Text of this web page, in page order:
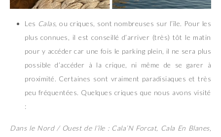
Les Calas, ou criques, sont nombreuses sur l’île. Pour les
plus connues, il est conseillé d’arriver (très) tôt le matin
pour y accéder car une fois le parking plein, il ne sera plus
possible d’accéder à la crique, ni même de se garer à
proximité. Certaines sont vraiment paradisiaques et très
peu fréquentées. Quelques criques que nous avons visité
:
Dans le Nord / Ouest de l’île : Cala’N Forcat, Cala En Blanes,